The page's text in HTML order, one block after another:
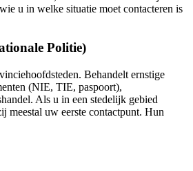
u in welke situatie moet contacteren is
Politie)
Behandelt ernstige
(NIE, TIE, paspoort),
Als u in een stedelijk gebied
meestal uw eerste contactpunt. Hun